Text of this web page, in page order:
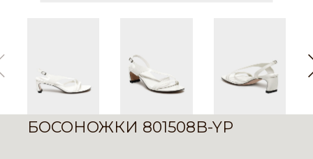
БОСОНОЖКИ 801508B-YP